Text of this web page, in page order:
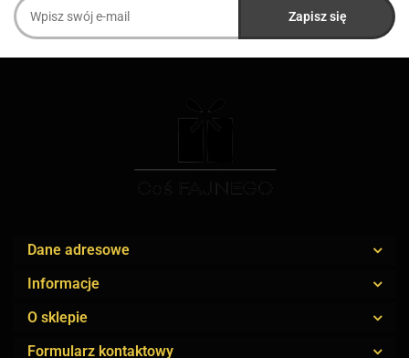
Dane adresowe
Informacje
O sklepie
Formularz kontaktowy